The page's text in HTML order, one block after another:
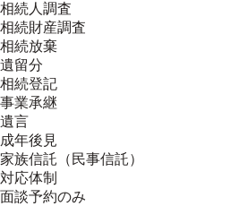
相続人調査
相続財産調査
相続放棄
遺留分
相続登記
事業承継
遺言
成年後見
家族信託（民事信託）
対応体制
面談予約のみ